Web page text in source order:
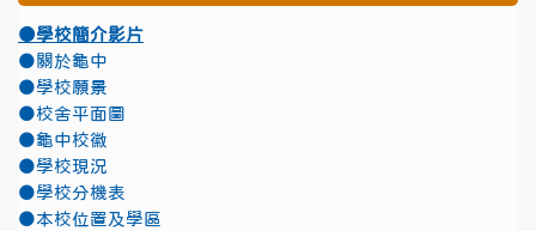
●學校簡介影片
●關於龜中
●學校願景
●校舍平面圖
●龜中校徽
●學校現況
●學校分機表
●本校位置及學區